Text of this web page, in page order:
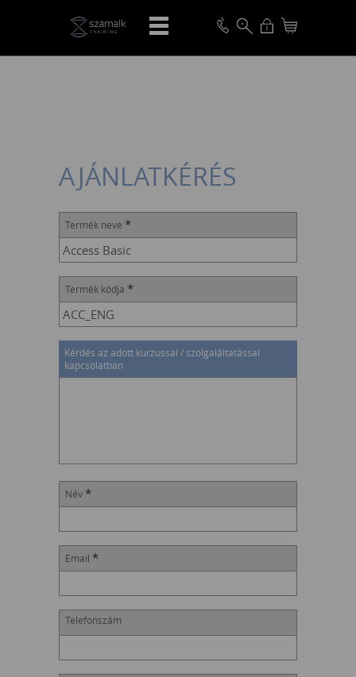
VISSZA
AJÁNLATKÉRÉS
Termék neve *
Termék kódja *
Kérdés az adott kurzussal / szolgaláltatással
kapcsolatban
Név *
Email *
Telefonszám